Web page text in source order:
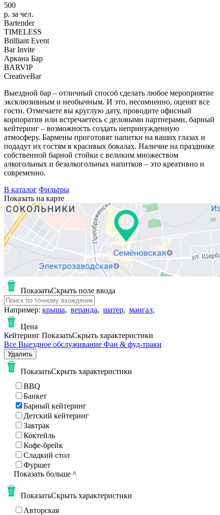
500
p. за чел.
Bartender
TIMELESS
Brilliant Event
Bar Invite
Аркана Бар
BARVIP
CreativeBar
Выездной бар – отличный способ сделать любое мероприятие
эксклюзивным и необычным. И это, несомненно, оценят все
гости. Отмечаете вы круглую дату, проводите офисный
корпоратив или встречаетесь с деловыми партнерами, барный
кейтеринг – возможность создать непринужденную
атмосферу. Бармены приготовят напитки на ваших глазах и
подадут их гостям в красивых бокалах. Наличие на празднике
собственной барной стойки с великим множеством
алкогольных и безалкогольных напитков – это креативно и
современно.
В каталог Фильтры
Показать на карте
ПоказатьСкрыть поле ввода
Например: крыша, веранда, шатер, мангал,
Цена
Кейтеринг ПоказатьСкрыть характеристики
Все Выездное обслуживание Фан & фуд-траки
Удалить
ПоказатьСкрыть характеристики
BBQ
Банкет
Барный кейтеринг
Детский кейтеринг
Завтрак
Коктейль
Кофе-брейк
Сладкий стол
Фуршет
Показать больше ^
ПоказатьСкрыть характеристики
Авторская